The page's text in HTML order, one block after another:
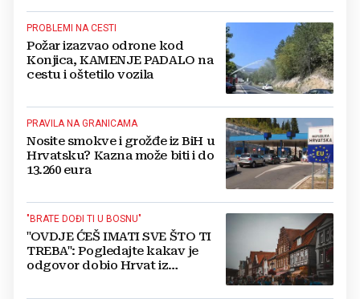
PROBLEMI NA CESTI
Požar izazvao odrone kod
Konjica, KAMENJE PADALO na
cestu i oštetilo vozila
PRAVILA NA GRANICAMA
Nosite smokve i grožđe iz BiH u
Hrvatsku? Kazna može biti i do
13.260 eura
"BRATE DOĐI TI U BOSNU"
"OVDJE ĆEŠ IMATI SVE ŠTO TI
TREBA": Pogledajte kakav je
odgovor dobio Hrvat iz